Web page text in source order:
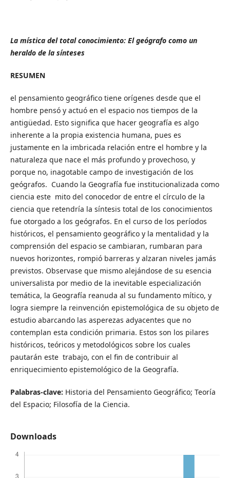
La mística del total conocimiento: El geógrafo como un
heraldo de la sínteses
RESUMEN
el pensamiento geográfico tiene orígenes desde que el
hombre pensó y actuó en el espacio nos tiempos de la
antigüedad. Esto significa que hacer geografía es algo
inherente a la propia existencia humana, pues es
justamente en la imbricada relación entre el hombre y la
naturaleza que nace el más profundo y provechoso, y
porque no, inagotable campo de investigación de los
geógrafos. Cuando la Geografía fue institucionalizada como
ciencia este mito del conocedor de entre el círculo de la
ciencia que retendría la síntesis total de los conocimientos
fue otorgado a los geógrafos. En el curso de los períodos
históricos, el pensamiento geográfico y la mentalidad y la
comprensión del espacio se cambiaran, rumbaran para
nuevos horizontes, rompió barreras y alzaran niveles jamás
previstos. Observase que mismo alejándose de su esencia
universalista por medio de la inevitable especialización
temática, la Geografía reanuda al su fundamento mítico, y
logra siempre la reinvención epistemológica de su objeto de
estudio abarcando las asperezas adyacentes que no
contemplan esta condición primaria. Estos son los pilares
históricos, teóricos y metodológicos sobre los cuales
pautarán este trabajo, con el fin de contribuir al
enriquecimiento epistemológico de la Geografía.
Palabras-clave: Historia del Pensamiento Geográfico; Teoría
del Espacio; Filosofía de la Ciencia.
Downloads